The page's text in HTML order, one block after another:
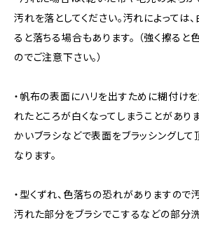
汚れを落としてください。汚れによっては
ると落ちる場合もあります。 （強く擦ると
のでご注意下さい。）
・帆布の表面にハリを出すために糊付けを
れたところが白くなってしまうことがあり
かいブラシなどで表面をブラッシングして
なります。
・型くずれ、色落ちの恐れがありますの
汚れた部分をブラシでこするなどの部分洗